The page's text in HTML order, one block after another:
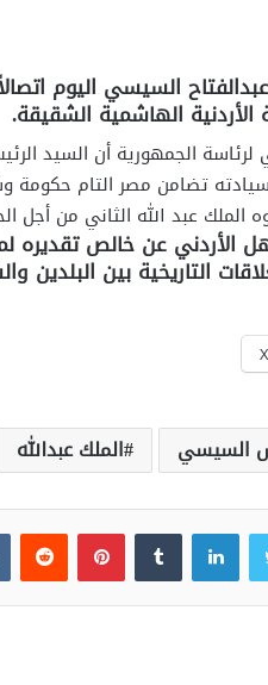
السيسي اليوم
الهاشمية الشقيقة.
الجمهورية أن السيد
تضامن مصر التام حكومة
الملك عبد الله الثاني من أجل
الأردني عن خالص تقديره
التاريخية بين البلدين
X
السيسي الملك عبدالله
لينكدإن بينتيريست